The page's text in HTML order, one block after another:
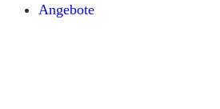
Angebote